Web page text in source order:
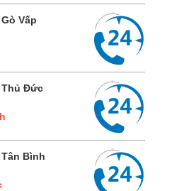
Vấp
Thủ Đức
Bình